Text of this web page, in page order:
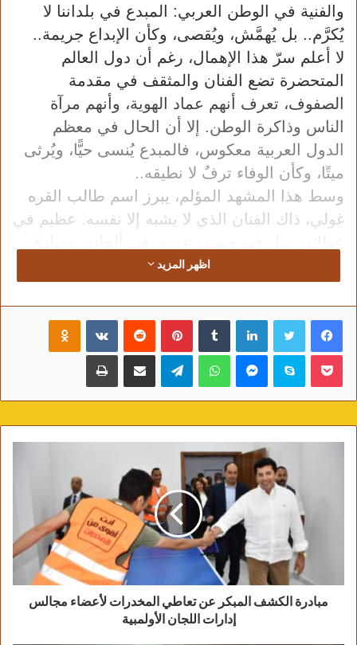
والفنية في الوطن العربي: المبدع في بلداننا لا
يُكرَّم.. بل يُهمَّش، ويُقصى، وكأن الإبداع جريمة..
لا أعلم سرّ هذا الإهمال، رغم أن دول العالم
المتحضرة تضع الفنان والمثقف في مقدمة
الصفوف، تعرف أنهم عماد الهوية، وأنهم مرآة
الناس وذاكرة الوطن. إلا أن الحال في معظم
الدول العربية معكوس، فالمبدع يُنسى حيًّا، ويُرثى
ميتًا، وكأن الوفاء ترفٌ لا نطيقه..
وسط هذا المشهد المؤلم، يبرز اسم طالب القره
غولي، ذاك الفنان الذي لا يشبه إلا نفسه. عظيم في
في كلمته. لم يكن فنانًا فقط، بل كان ترجمانًا لوجع
الناس، وصوتًا نابضًا من رحم الواقع..
أغانيه لم تكن مجرد ألحان تُعزف، بل كانت حياة
تُحكى، كل كلمة كل نغمة، كل تنهيدة في صوته،
كانت تحكي عن ناس، عن شوارع عن حنين، عن
حب، عن خيبة، عن وطن.. وكأن الفن في قلبه كان
موطنًا آخر، يليق بنا أكثر مما يليق بنا واقعنا..
أمثال طالب القره غولي لا يُنصفهم تمثال، بل
تُنصفهم ذاكرة لا تنساهم، وأجيال تتعلم منهم كيف
يكون الفن صادقًا، لا استعراضًا ولا زيفًا.. لكن، ما
أكثر ما يؤلم أن يبقى الوفاء خارج حسابات
السياسات ويُترك الفن الحقيقي يذبل في زاوية
النسيان.. تمامًا كما تُترك شجرة مثمرة دون ماء،
فقط لأنها لا تُجيد التملق.
اظهر المزيد
فيسبوك لينكدإن بينتيريست
بوكيت سكايب واتساب تيلقرام
مبادرة الكشف المبكر عن تعاطي المخدرات لأعضاء مجالس
إدارات اللجان الأولمبية